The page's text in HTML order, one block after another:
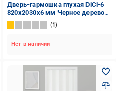
Дверь-гармошка глухая DiCi-6
820х2030х6 мм Черное дерево
(108)
1
Нет в наличии